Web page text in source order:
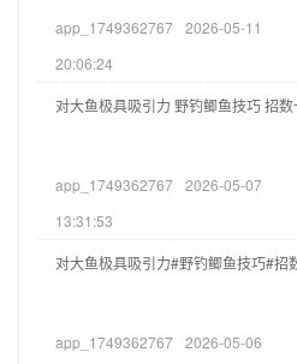
app_1749362767 2026-05-11
20:06:24
对大鱼极具吸引力 野钓鲫鱼技巧 招
app_1749362767 2026-05-07
13:31:53
对大鱼极具吸引力#野钓鲫鱼技巧#招
app_1749362767 2026-05-06